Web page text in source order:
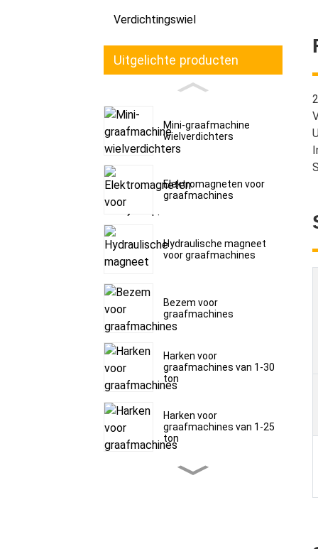
Verdichtingswiel
Uitgelichte producten
Mini-graafmachine
wielverdichters
Elektromagneten voor
graafmachines
Hydraulische magneet
voor graafmachines
Bezem voor
graafmachines
Harken voor
graafmachines van 1-30
ton
Harken voor
graafmachines van 1-25
ton
Harken voor